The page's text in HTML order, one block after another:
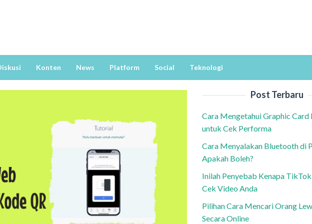
Konten News Platform Social Teknologi
Post Terbaru
Cara Mengetahui Graphic Card
untuk Cek Performa
Cara Menyalakan Bluetooth di
Apakah Boleh?
Inilah Penyebab Kenapa
Cek Video Anda
Pilihan Cara Mencari Orang
Secara Online